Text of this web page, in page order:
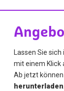
Lassen Sie
mit einem Klick
Ab jetzt können
herunterladen